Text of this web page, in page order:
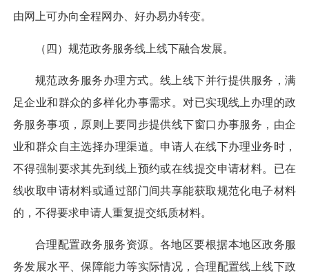
由网上可办向全程网办、好办易办转变。
（四）规范政务服务线上线下融合发展。
规范政务服务办理方式。 线上线下并行提供服务，满
足企业和群众的多样化办事需求。对已实现线上办理的政
务服务事项，原则上要同步提供线下窗口办事服务，由企
业和群众自主选择办理渠道。申请人在线下办理业务时，
不得强制要求其先到线上预约或在线提交申请材料。已在
线收取申请材料或通过部门间共享能获取规范化电子材料
的，不得要求申请人重复提交纸质材料。
合理配置政务服务资源。 各地区要根据本地区政务服
务发展水平、保障能力等实际情况，合理配置线上线下政